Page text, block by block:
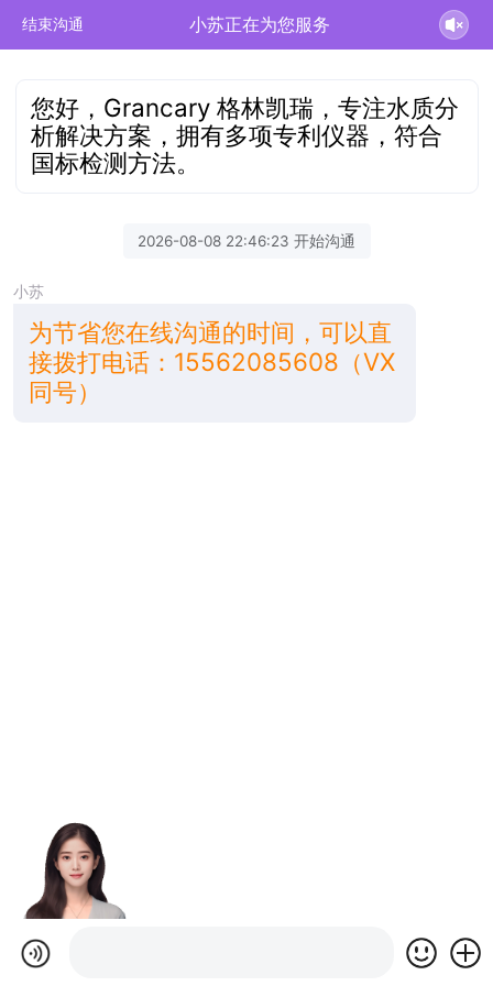
结束沟通 小苏正在为您服务
您好，Grancary 格林凯瑞，专注水质分
析解决方案，拥有多项专利仪器，符合
国标检测方法。
2026-08-08 22:46:23 开始沟通
小苏
为节省您在线沟通的时间，可以直
接拨打电话：15562085608（VX
同号）